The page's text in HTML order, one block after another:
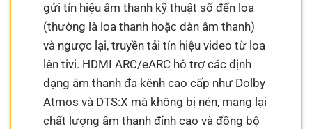
gửi tín hiệu âm thanh kỹ thuật số đến loa
(thường là loa thanh hoặc dàn âm thanh)
và ngược lại, truyền tải tín hiệu video từ loa
lên tivi. HDMI ARC/eARC hỗ trợ các định
dạng âm thanh đa kênh cao cấp như Dolby
Atmos và DTS:X mà không bị nén, mang lại
chất lượng âm thanh đỉnh cao và đồng bộ